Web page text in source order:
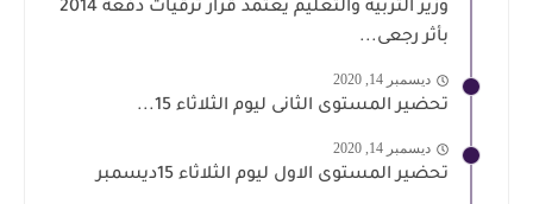
وزير التربية والتعليم يعتمد قرار ترقيات دفعة 2014
بأثر رجعى...
ديسمبر 14, 2020
تحضير المستوى الثانى ليوم الثلاثاء 15...
ديسمبر 14, 2020
تحضير المستوى الاول ليوم الثلاثاء 15ديسمبر